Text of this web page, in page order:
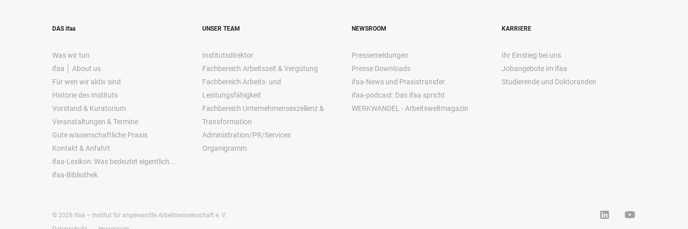
DAS ifaa
Was wir tun
ifaa │ About us
Für wen wir aktiv sind
Historie des Instituts
Vorstand & Kuratorium
Veranstaltungen & Termine
Gute wissenschaftliche Praxis
Kontakt & Anfahrt
ifaa-Lexikon: Was bedeutet eigentlich...
ifaa-Bibliothek
UNSER TEAM
Institutsdirektor
Fachbereich Arbeitszeit & Vergütung
Fachbereich Arbeits- und
Leistungsfähigkeit
Fachbereich Unternehmensexzellenz &
Transformation
Administration/PR/Services
Organigramm
NEWSROOM
Pressemeldungen
Presse Downloads
ifaa-News und Praxistransfer
ifaa-podcast: Das ifaa spricht
WERKWANDEL - Arbeitsweltmagazin
KARRIERE
Ihr Einstieg bei uns
Jobangebote im ifaa
Studierende und Doktoranden
© 2026 ifaa – Institut für angewandte Arbeitswissenschaft e. V.